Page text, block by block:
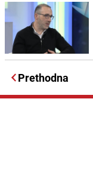
Prethodna